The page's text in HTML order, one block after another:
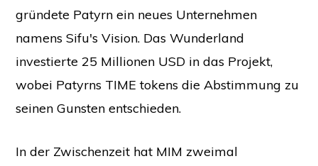
gründete Patyrn ein neues Unternehmen
namens Sifu's Vision. Das Wunderland
investierte 25 Millionen USD in das Projekt,
wobei Patyrns TIME tokens die Abstimmung zu
seinen Gunsten entschieden.
In der Zwischenzeit hat MIM zweimal